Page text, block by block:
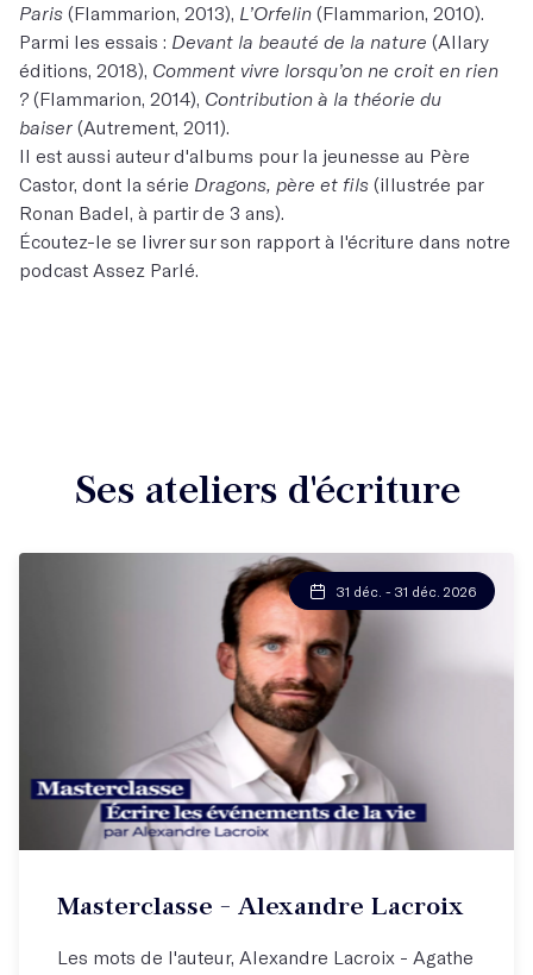
Paris (Flammarion, 2013), L’Orfelin (Flammarion, 2010).
Parmi les essais : Devant la beauté de la nature (Allary
éditions, 2018), Comment vivre lorsqu’on ne croit en rien
? (Flammarion, 2014), Contribution à la théorie du
baiser (Autrement, 2011).
Il est aussi auteur d'albums pour la jeunesse au Père
Castor, dont la série Dragons, père et fils (illustrée par
Ronan Badel, à partir de 3 ans).
Écoutez-le se livrer sur son rapport à l'écriture dans notre
podcast Assez Parlé.
Ses ateliers d'écriture
31 déc. - 31 déc. 2026
Masterclasse - Alexandre Lacroix
Les mots de l'auteur, Alexandre Lacroix - Agathe